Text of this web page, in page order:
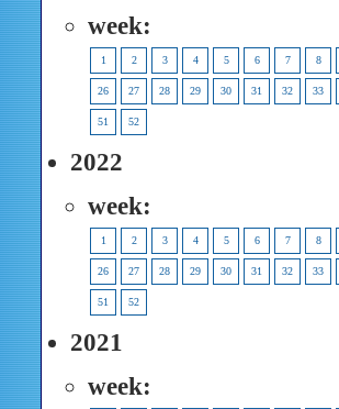
week:
1 2 3 4 5 6 7 8
26 27 28 29 30 31 32 33
51 52
2022
week:
1 2 3 4 5 6 7 8
26 27 28 29 30 31 32 33
51 52
2021
week: